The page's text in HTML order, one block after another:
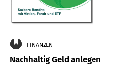
FINANZEN
Nachhaltig Geld anlegen